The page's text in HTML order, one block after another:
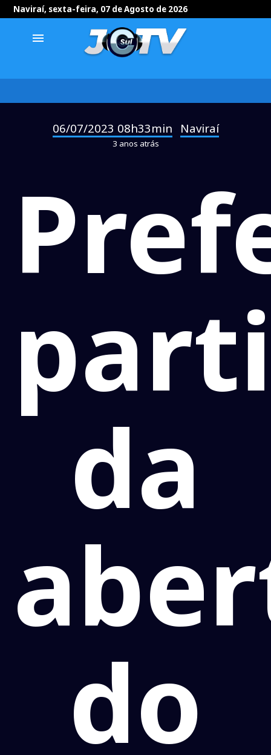
Naviraí, sexta-feira, 07 de Agosto de 2026
menu
06/07/2023 08h33min Naviraí
3 anos atrás
da
do